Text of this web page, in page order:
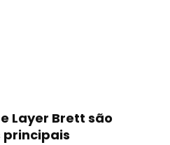
Layer Brett são
principais